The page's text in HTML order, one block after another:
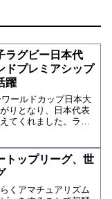
ラグビー日本代
ドプレミアシップ
躍
ールドカップ日本大
りとなり、日本代表
てくれました。ラグ
を見せています。
...
トップリーグ、世
くアマチュアリズム